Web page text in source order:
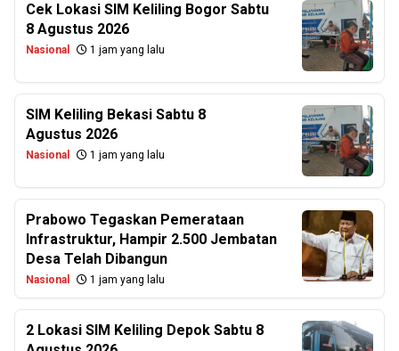
Cek Lokasi SIM Keliling Bogor Sabtu
8 Agustus 2026
Nasional 1 jam yang lalu
SIM Keliling Bekasi Sabtu 8
Agustus 2026
Nasional 1 jam yang lalu
Prabowo Tegaskan Pemerataan
Infrastruktur, Hampir 2.500 Jembatan
Desa Telah Dibangun
Nasional 1 jam yang lalu
2 Lokasi SIM Keliling Depok Sabtu 8